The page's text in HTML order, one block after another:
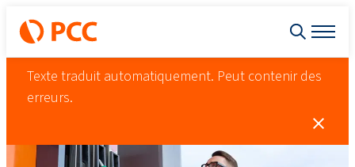
Texte traduit automatiquement. Peut contenir des
erreurs.